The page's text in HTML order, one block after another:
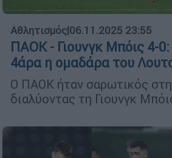
Αθλητισμός|06.11.2025 23:55
ΠΑΟΚ - Γιουνγκ Μπόις 4-
4άρα η ομαδάρα του
Ο ΠΑΟΚ ήταν σαρωτικός
διαλύοντας τη Γιουνγκ